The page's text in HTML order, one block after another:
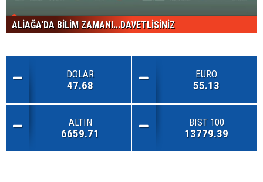
ALİAĞA'DA BİLİM ZAMANI...DAVETLİSİNİZ
DOLAR
47.68
EURO
55.13
ALTIN
6659.71
BIST 100
13779.39